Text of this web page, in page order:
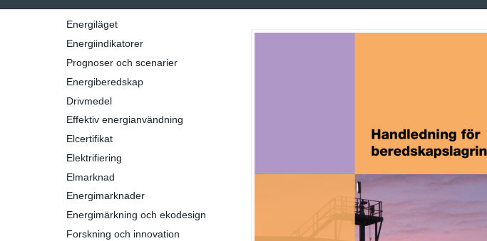
Energiläget
Energiindikatorer
Prognoser och scenarier
Energiberedskap
Drivmedel
Effektiv energianvändning
Elcertifikat
Elektrifiering
Elmarknad
Energimarknader
Energimärkning och ekodesign
Forskning och innovation